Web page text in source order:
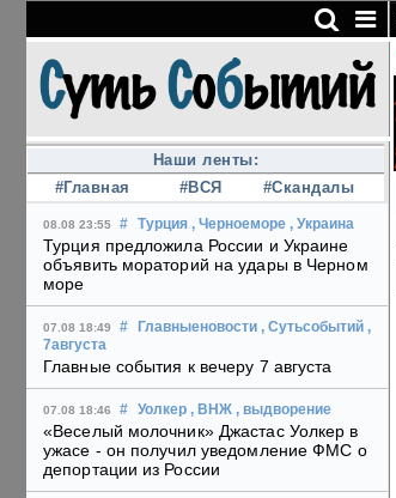
Наши ленты:
#Главная
#ВСЯ #Скандалы
08.08 23:55 # Турция , Черноеморе , Украина
Турция предложила России и Украине
объявить мораторий на удары в Черном
море
07.08 18:49 # Главныеновости , Сутьсобытий ,
7августа
Главные события к вечеру 7 августа
07.08 18:46 # Уолкер , ВНЖ , выдворение
«Веселый молочник» Джастас Уолкер в
ужасе - он получил уведомление ФМС о
депортации из России